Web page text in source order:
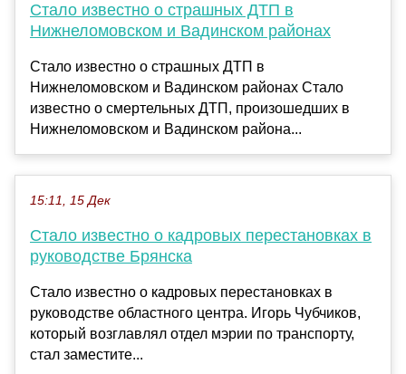
Стало известно о страшных ДТП в
Нижнеломовском и Вадинском районах
Стало известно о страшных ДТП в
Нижнеломовском и Вадинском районах Стало
известно о смертельных ДТП, произошедших в
Нижнеломовском и Вадинском района...
15:11, 15 Дек
Стало известно о кадровых перестановках в
руководстве Брянска
Стало известно о кадровых перестановках в
руководстве областного центра. Игорь Чубчиков,
который возглавлял отдел мэрии по транспорту,
стал заместите...